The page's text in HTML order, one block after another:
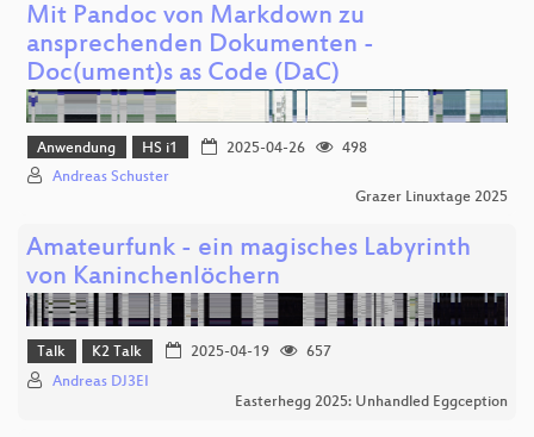
Mit Pandoc von Markdown zu
ansprechenden Dokumenten -
Doc(ument)s as Code (DaC)
Anwendung HS i1 2025-04-26
498
Andreas Schuster
Grazer Linuxtage 2025
Amateurfunk - ein magisches Labyrinth
von Kaninchenlöchern
Talk K2 Talk 2025-04-19
657
Andreas DJ3EI
Easterhegg 2025: Unhandled Eggception